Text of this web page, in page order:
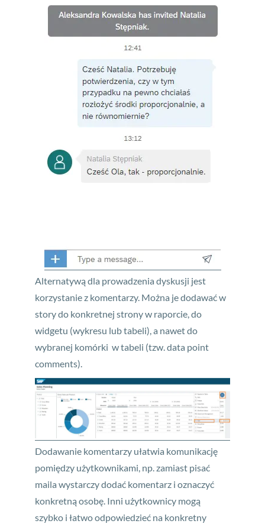
Alternatywą dla prowadzenia dyskusji jest
korzystanie z komentarzy. Można je dodawać w
story do konkretnej strony w raporcie, do
widgetu (wykresu lub tabeli), a nawet do
wybranej komórki w tabeli (tzw. data point
comments).
Dodawanie komentarzy ułatwia komunikację
pomiędzy użytkownikami, np. zamiast pisać
maila wystarczy dodać komentarz i oznaczyć
konkretną osobę. Inni użytkownicy mogą
szybko i łatwo odpowiedzieć na konkretny